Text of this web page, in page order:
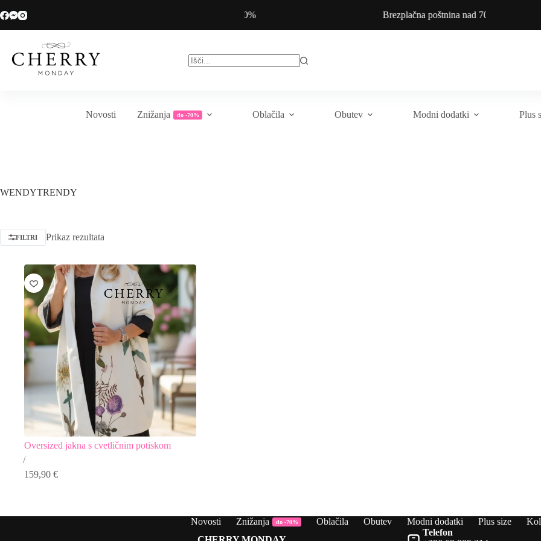
to
Brezplačna poštnina nad 70€
Novosti Znižanja do -70% Oblačila Obutev Modni dodatki Plus
WENDYTRENDY
FILTRI Prikaz rezultata
Oversized jakna s cvetličnim potiskom
159,90 €
Novosti Znižanja do -70% Oblačila Obutev Modni dodatki Plus size
Telefon